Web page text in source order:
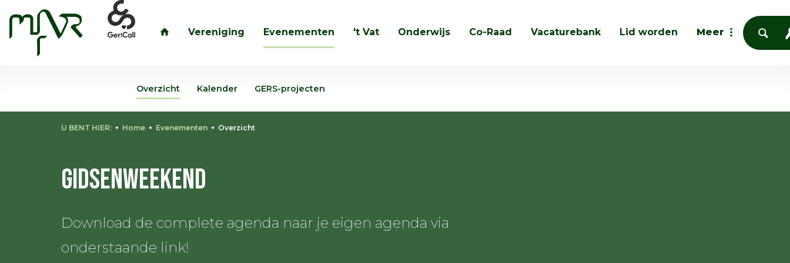
Vereniging Evenementen 't Vat Onderwijs Co-Raad Vacaturebank Lid worden Meer
Zoeken
inloggen
U BENT HIER: Home Evenementen Overzicht
Gidsenweekend
Download de complete agenda naar je eigen agenda via
onderstaande link!
Overzicht Kalender GERS-projecten